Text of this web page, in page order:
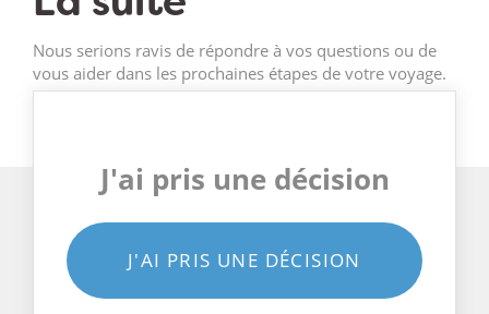
Nous serions ravis de répondre à vos questions ou de
vous aider dans les prochaines étapes de votre voyage.
J'ai pris une décision
J'AI PRIS UNE DÉCISION